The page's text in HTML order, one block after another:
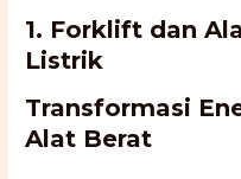
1. Forklift dan
Listrik
Transformasi
Alat Berat